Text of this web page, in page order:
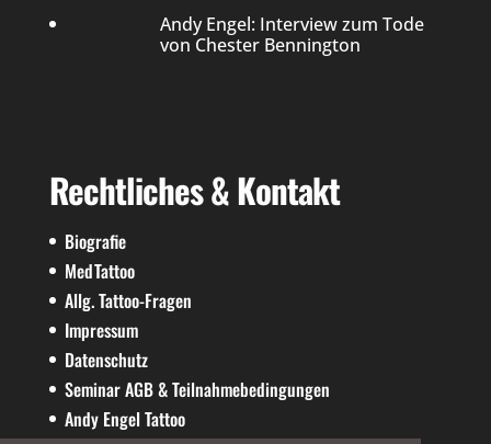
Andy Engel: Interview zum Tode
von Chester Bennington
Rechtliches & Kontakt
Biografie
MedTattoo
Allg. Tattoo-Fragen
Impressum
Datenschutz
Seminar AGB & Teilnahmebedingungen
Andy Engel Tattoo